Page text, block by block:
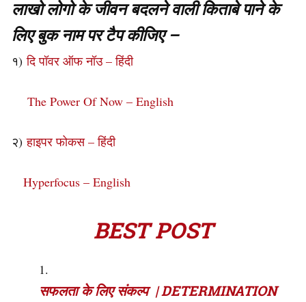
लाखो लोगो के जीवन बदलने वाली किताबे पाने के
लिए बुक नाम पर टैप कीजिए –
१)दि पॉवर ऑफ नॉउ – हिंदी
The Power Of Now – English
२)हाइपर फोकस – हिंदी
Hyperfocus – English
BEST POST
सफलता के लिए संकल्प | DETERMINATION